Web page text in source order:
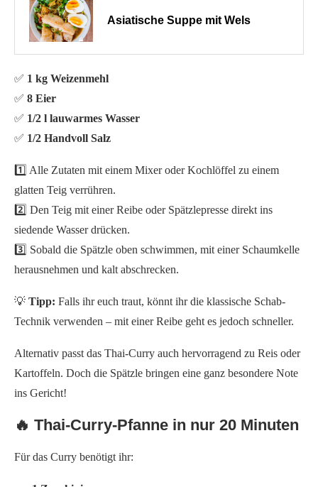
Asiatische Suppe mit Wels
✅ 1 kg Weizenmehl
✅ 8 Eier
✅ 1/2 l lauwarmes Wasser
✅ 1/2 Handvoll Salz
1️⃣ Alle Zutaten mit einem Mixer oder Kochlöffel zu einem
glatten Teig verrühren.
2️⃣ Den Teig mit einer Reibe oder Spätzlepresse direkt ins
siedende Wasser drücken.
3️⃣ Sobald die Spätzle oben schwimmen, mit einer Schaumkelle
herausnehmen und kalt abschrecken.
💡 Tipp: Falls ihr euch traut, könnt ihr die klassische Schab-
Technik verwenden – mit einer Reibe geht es jedoch schneller.
Alternativ passt das Thai-Curry auch hervorragend zu Reis oder
Kartoffeln. Doch die Spätzle bringen eine ganz besondere Note
ins Gericht!
🔥 Thai-Curry-Pfanne in nur 20 Minuten
Für das Curry benötigt ihr: